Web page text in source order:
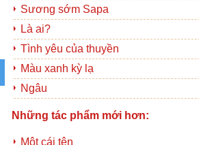
Sương sớm Sapa
Là ai?
Tình yêu của thuyền
Màu xanh kỳ lạ
Ngâu
Những tác phẩm mới hơn:
Một cái tên